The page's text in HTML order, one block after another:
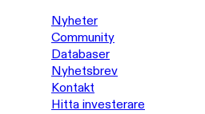
Nyheter
Community
Databaser
Nyhetsbrev
Kontakt
Hitta investerare